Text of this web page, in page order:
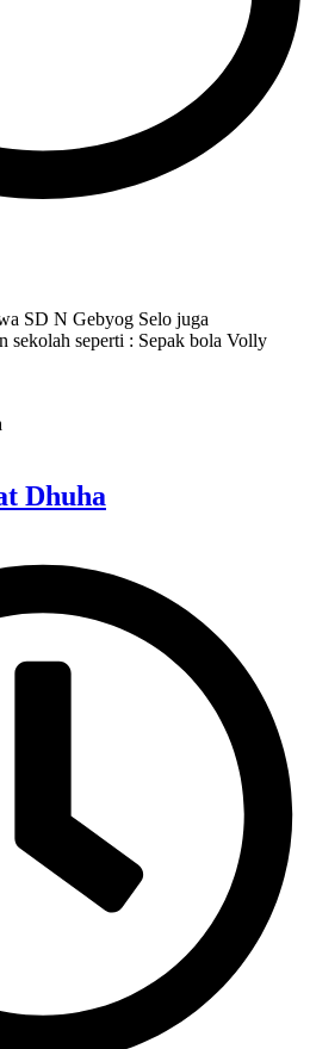
SD N Gebyog Selo juga
sekolah seperti : Sepak bola Volly
Dhuha